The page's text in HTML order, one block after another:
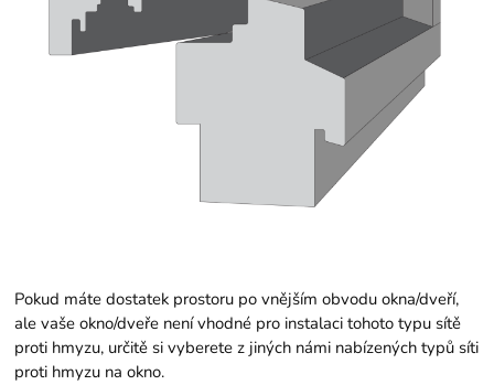
Pokud máte dostatek prostoru po vnějším obvodu okna/dveří,
ale vaše okno/dveře není vhodné pro instalaci tohoto typu sítě
proti hmyzu, určitě si vyberete z jiných námi nabízenýchtypů síti
proti hmyzu na okno.